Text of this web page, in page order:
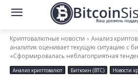
Криптовалютные новости Анализ
аналитик оценивает текущую ситуацию с
«Сформировалась неблагоприятная
Анализ криптовалют Биткоин (BTC) Новости